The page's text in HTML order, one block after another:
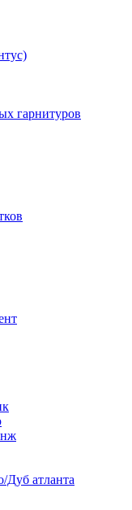
гарнитуров
Дуб атланта